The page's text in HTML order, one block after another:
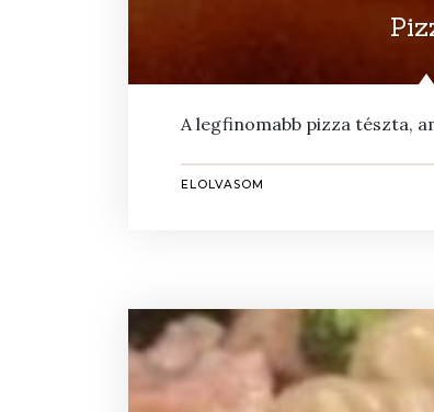
A legfinomabb pizza tészta,
ELOLVASOM